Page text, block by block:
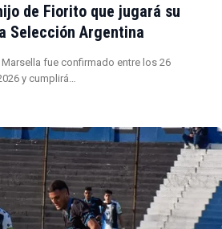
de Fiorito que jugará su
Selección Argentina
fue confirmado entre los 26
y cumplirá…